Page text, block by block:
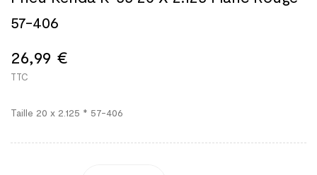
57-406
26,99 €
TTC
Taille 20 x 2.125 * 57-406